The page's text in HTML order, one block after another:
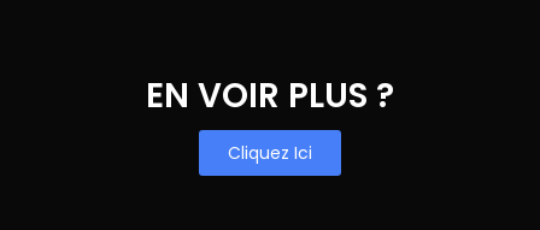
EN VOIR PLUS ?
Cliquez Ici